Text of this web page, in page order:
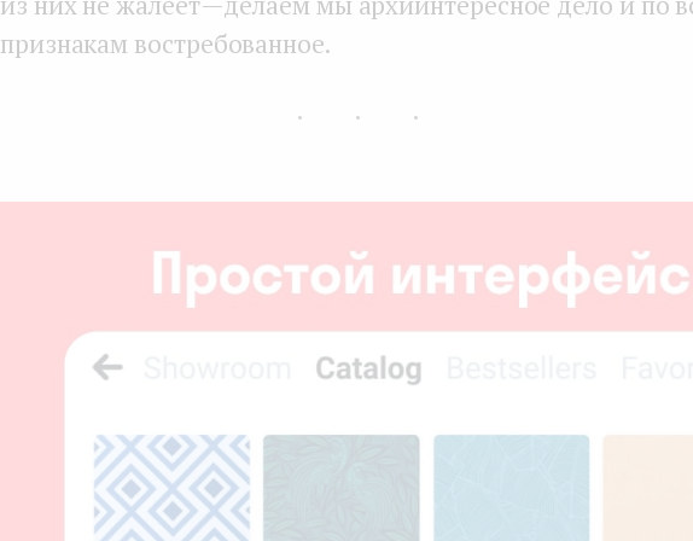
признакам востребованное.
...